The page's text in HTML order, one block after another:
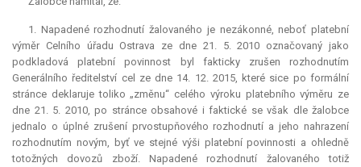
1. Napadené rozhodnutí žalovaného je nezákonné, neboť platební
výměr Celního úřadu Ostrava ze dne 21. 5. 2010 označovaný jako
podkladová platební povinnost byl fakticky zrušen rozhodnutím
Generálního ředitelství cel ze dne 14. 12. 2015, které sice po formální
stránce deklaruje toliko „změnu“ celého výroku platebního výměru ze
dne 21. 5. 2010, po stránce obsahové i faktické se však dle žalobce
jednalo o úplné zrušení prvostupňového rozhodnutí a jeho nahrazení
rozhodnutím novým, byť ve stejné výši platební povinnosti a ohledně
totožných dovozů zboží. Napadené rozhodnutí žalovaného totiž